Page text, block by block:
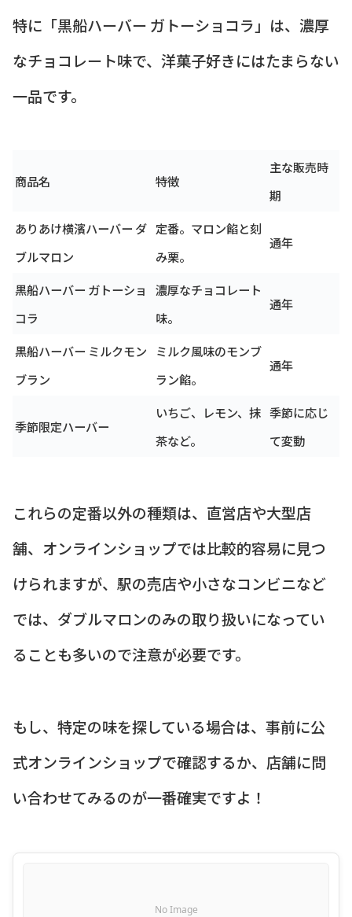
特に「黒船ハーバー ガトーショコラ」は、濃厚
なチョコレート味で、洋菓子好きにはたまらない
一品です。
商品名 特徴
主な販売時
期
ありあけ横濱ハーバー ダ
ブルマロン
定番。マロン餡と刻
み栗。
通年
黒船ハーバー ガトーショ
コラ
濃厚なチョコレート
味。
通年
黒船ハーバー ミルクモン
ブラン
ミルク風味のモンブ
ラン餡。
通年
季節限定ハーバー
いちご、レモン、抹
茶など。
季節に応じ
て変動
これらの定番以外の種類は、直営店や大型店
舗、オンラインショップでは比較的容易に見つ
けられますが、駅の売店や小さなコンビニなど
では、ダブルマロンのみの取り扱いになってい
ることも多いので注意が必要です。
もし、特定の味を探している場合は、事前に公
式オンラインショップで確認するか、店舗に問
い合わせてみるのが一番確実ですよ！
No Image